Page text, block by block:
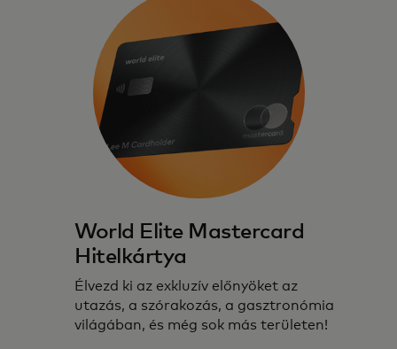
World Elite Mastercard
Hitelkártya
Élvezd ki az exkluzív előnyöket az
utazás, a szórakozás, a gasztronómia
világában, és még sok más területen!